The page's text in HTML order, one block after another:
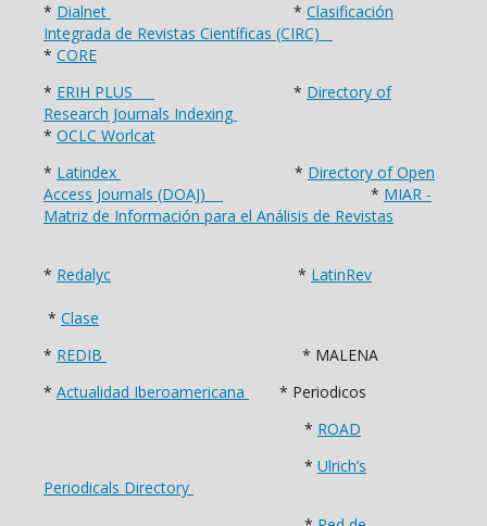
* Dialnet * Clasificación
Integrada de Revistas Científicas (CIRC)
* CORE
* ERIH PLUS * Directory of
Research Journals Indexing
* OCLC Worlcat
* Latindex * Directory of Open
Access Journals (DOAJ)
* MIAR -
Matriz de Información para el Análisis de Revistas
* Redalyc * LatinRev
* Clase
* REDIB
* MALENA
* Actualidad Iberoamericana
* Periodicos
* ROAD
* Ulrich’s
Periodicals Directory